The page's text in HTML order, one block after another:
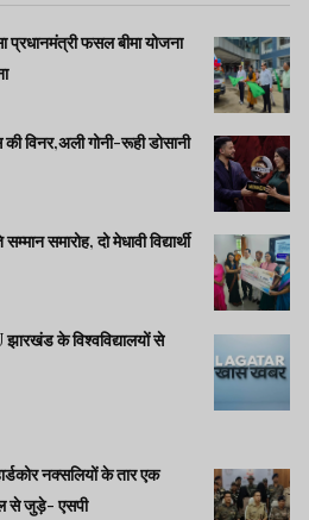
फसल बीमा योजना
विनर,अली गोनी-रूही डोसानी
समारोह, दो मेधावी विद्यार्थी
के विश्वविद्यालयों से
नक्सलियों के तार एक
से जुड़े- एसपी